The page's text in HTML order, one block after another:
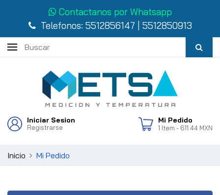
Contactanos por Whatsapp
Telefonos: 5512856147 5512850913
Iniciar Sesion
Registrarse
Mi Pedido
1 Item - 611.44 MXN
Inicio Mi Pedido